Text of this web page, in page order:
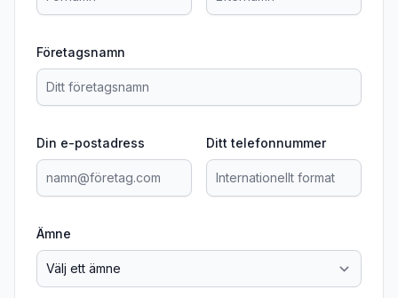
Företagsnamn
Din e-postadress Ditt telefonnummer
Ämne